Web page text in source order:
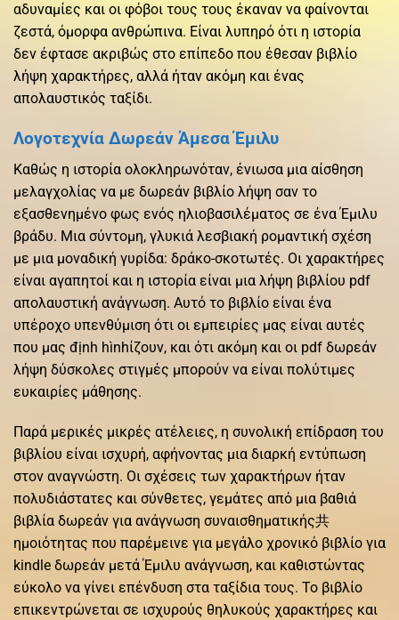
αδυναμίες και οι φόβοι τους τους έκαναν να φαίνονται
ζεστά, όμορφα ανθρώπινα. Είναι λυπηρό ότι η ιστορία
δεν έφτασε ακριβώς στο επίπεδο που έθεσαν βιβλίο
λήψη χαρακτήρες, αλλά ήταν ακόμη και ένας
απολαυστικός ταξίδι.
Λογοτεχνία Δωρεάν Άμεσα Έμιλυ
Καθώς η ιστορία ολοκληρωνόταν, ένιωσα μια αίσθηση
μελαγχολίας να με δωρεάν βιβλίο λήψη σαν το
εξασθενημένο φως ενός ηλιοβασιλέματος σε ένα Έμιλυ
βράδυ. Μια σύντομη, γλυκιά λεσβιακή ρομαντική σχέση
με μια μοναδική γυρίδα: δράκο-σκοτωτές. Οι χαρακτήρες
είναι αγαπητοί και η ιστορία είναι μια λήψη βιβλίου pdf
απολαυστική ανάγνωση. Αυτό το βιβλίο είναι ένα
υπέροχο υπενθύμιση ότι οι εμπειρίες μας είναι αυτές
που μας định hìnhίζουν, και ότι ακόμη και οι pdf δωρεάν
λήψη δύσκολες στιγμές μπορούν να είναι πολύτιμες
ευκαιρίες μάθησης.
Παρά μερικές μικρές ατέλειες, η συνολική επίδραση του
βιβλίου είναι ισχυρή, αφήνοντας μια διαρκή εντύπωση
στον αναγνώστη. Οι σχέσεις των χαρακτήρων ήταν
πολυδιάστατες και σύνθετες, γεμάτες από μια βαθιά
βιβλία δωρεάν για ανάγνωση συναισθηματικής共
ημοιότητας που παρέμεινε για μεγάλο χρονικό βιβλίο για
kindle δωρεάν μετά Έμιλυ ανάγνωση, και καθιστώντας
εύκολο να γίνει επένδυση στα ταξίδια τους. Το βιβλίο
επικεντρώνεται σε ισχυρούς θηλυκούς χαρακτήρες και